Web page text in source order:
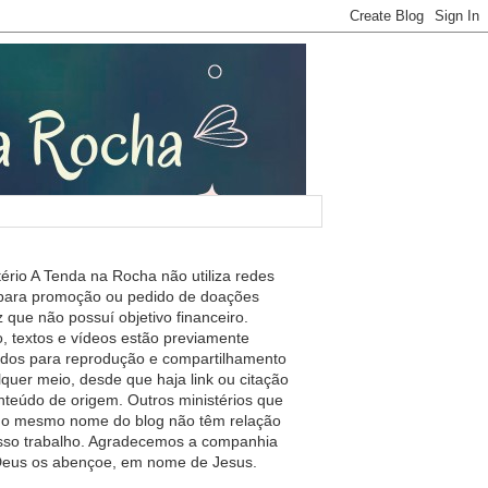
A Tenda na Rocha não utiliza redes
promoção ou pedido de doações
que não possuí objetivo financeiro.
textos e vídeos estão previamente
para reprodução e compartilhamento
meio, desde que haja link ou citação
de origem. Outros ministérios que
mesmo nome do blog não têm relação
trabalho. Agradecemos a companhia
os abençoe, em nome de Jesus.